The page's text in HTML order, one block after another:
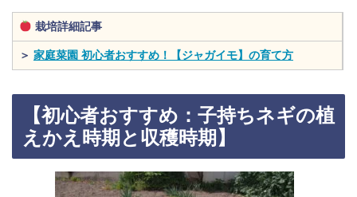
栽培詳細記事
＞ 家庭菜園 初心者おすすめ！【ジャガイモ】の育て方
【初心者おすすめ：子持ちネギの植
えかえ時期と収穫時期】